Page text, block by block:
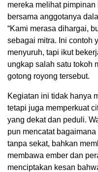
mereka melihat
bersama anggotanya
“Kami merasa dihargai,
sebagai mitra. Ini contoh
menyuruh, tapi ikut
ungkap salah satu tokoh
gotong royong tersebut.
Kegiatan ini tidak hanya
tetapi juga memperkuat
yang dekat dan peduli.
pun mencatat
tanpa sekat, bahkan
membawa ember dan
menciptakan kesan